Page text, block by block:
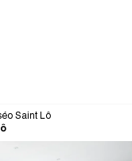
Saint Lô